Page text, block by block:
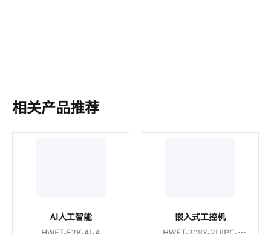
相关产品推荐
AI人工智能
嵌入式工控机